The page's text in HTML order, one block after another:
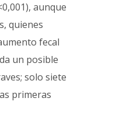
aunque
quienes
fecal
un posible
solo siete
primeras